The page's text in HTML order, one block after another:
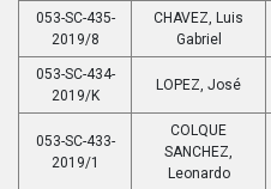
053-SC-435-
2019/8
CHAVEZ, Luis
Gabriel
053-SC-434-
2019/K
LOPEZ, José
053-SC-433-
2019/1
COLQUE
SANCHEZ,
Leonardo